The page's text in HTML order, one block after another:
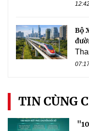
Bộ
TIN CÙNG